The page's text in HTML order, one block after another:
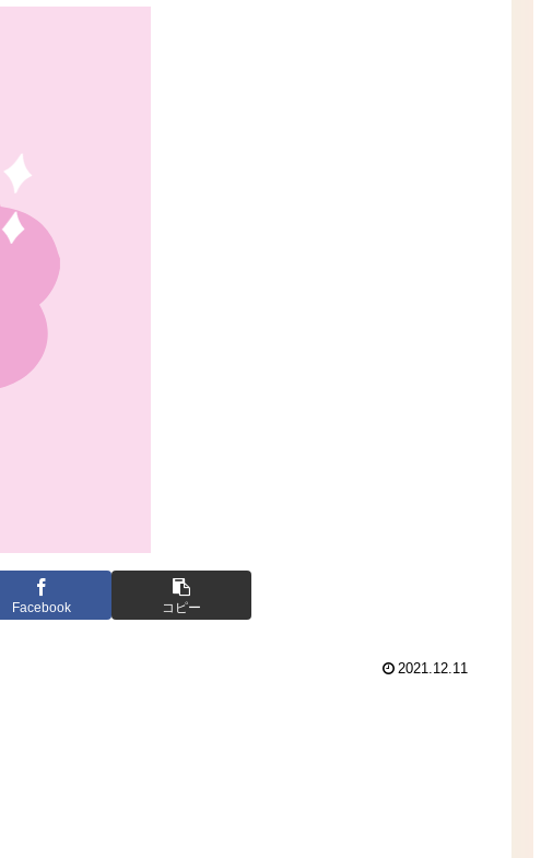
Facebook コピー
2021.12.11